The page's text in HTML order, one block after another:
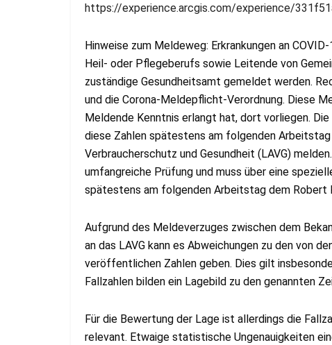
https://experience.arcgis.com/experience/
Hinweise zum Meldeweg: Erkrankungen an
Heil- oder Pflegeberufs sowie Leitende von
zuständige Gesundheitsamt gemeldet werden.
und die Corona-Meldepflicht-Verordnung. Diese
Meldende Kenntnis erlangt hat, dort vorliegen.
diese Zahlen spätestens am folgenden
Verbraucherschutz und Gesundheit (LAVG)
umfangreiche Prüfung und muss über eine
spätestens am folgenden Arbeitstag dem
Aufgrund des Meldeverzuges zwischen dem
an das LAVG kann es Abweichungen zu den von
veröffentlichen Zahlen geben. Dies gilt
Fallzahlen bilden ein Lagebild zu den genannten
Für die Bewertung der Lage ist allerdings die
relevant. Etwaige statistische Ungenauigkeiten